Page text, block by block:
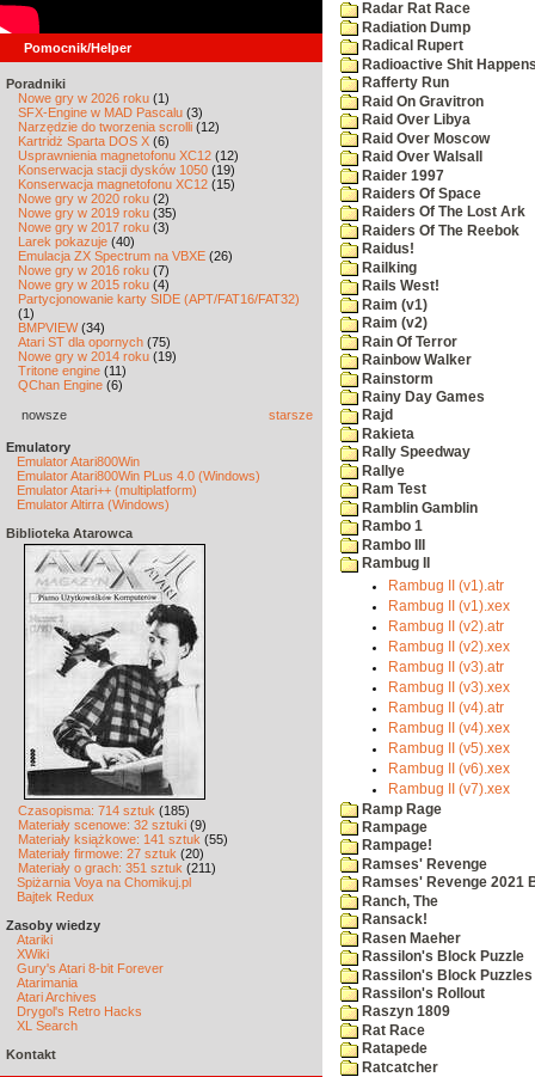
Pomocnik/Helper
Poradniki
Nowe gry w 2026 roku (1)
SFX-Engine w MAD Pascalu (3)
Narzędzie do tworzenia scrolli (12)
Kartridż Sparta DOS X (6)
Usprawnienia magnetofonu XC12 (12)
Konserwacja stacji dysków 1050 (19)
Konserwacja magnetofonu XC12 (15)
Nowe gry w 2020 roku (2)
Nowe gry w 2019 roku (35)
Nowe gry w 2017 roku (3)
Larek pokazuje (40)
Emulacja ZX Spectrum na VBXE (26)
Nowe gry w 2016 roku (7)
Nowe gry w 2015 roku (4)
Partycjonowanie karty SIDE (APT/FAT16/FAT32)
(1)
BMPVIEW(34)
Atari ST dla opornych (75)
Nowe gry w 2014 roku (19)
Tritone engine (11)
QChan Engine (6)
nowsze starsze
Emulatory
Emulator Atari800Win
Emulator Atari800Win PLus 4.0 (Windows)
Emulator Atari++ (multiplatform)
Emulator Altirra (Windows)
Biblioteka Atarowca
Czasopisma: 714 sztuk (185)
Materiały scenowe: 32 sztuki (9)
Materiały książkowe: 141 sztuk (55)
Materiały firmowe: 27 sztuk (20)
Materiały o grach: 351 sztuk (211)
Spiżarnia Voya na Chomikuj.pl
Bajtek Redux
Zasoby wiedzy
Atariki
XWiki
Gury's Atari 8-bit Forever
Atarimania
Atari Archives
Drygol's Retro Hacks
XL Search
Kontakt
Radar Rat Race
Radiation Dump
Radical Rupert
Radioactive Shit
Rafferty Run
Raid On Gravitron
Raid Over Libya
Raid Over Moscow
Raid Over Walsall
Raider 1997
Raiders Of Space
Raiders Of The Lost Ark
Raiders Of The Reebok
Raidus!
Railking
Rails West!
Raim (v1)
Raim (v2)
Rain Of Terror
Rainbow Walker
Rainstorm
Rainy Day Games
Rajd
Rakieta
Rally Speedway
Rallye
Ram Test
Ramblin Gamblin
Rambo 1
Rambo III
Rambug II
Rambug II (v1).atr
Rambug II (v1).xex
Rambug II (v2).atr
Rambug II (v2).xex
Rambug II (v3).atr
Rambug II (v3).xex
Rambug II (v4).atr
Rambug II (v4).xex
Rambug II (v5).xex
Rambug II (v6).xex
Rambug II (v7).xex
Ramp Rage
Rampage
Rampage!
Ramses' Revenge
Ramses' Revenge 2021
Ranch, The
Ransack!
Rasen Maeher
Rassilon's Block Puzzle
Rassilon's Block Puzzles
Rassilon's Rollout
Raszyn 1809
Rat Race
Ratapede
Ratcatcher